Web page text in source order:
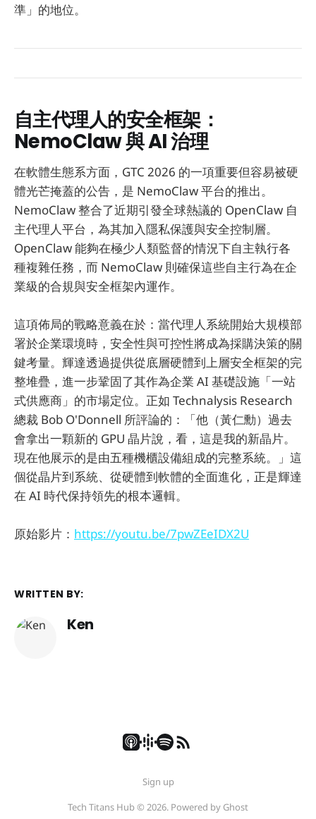
準」的地位。
自主代理人的安全框架：
NemoClaw 與 AI 治理
在軟體生態系方面，GTC 2026 的一項重要但容易被硬
體光芒掩蓋的公告，是 NemoClaw 平台的推出。
NemoClaw 整合了近期引發全球熱議的 OpenClaw 自
主代理人平台，為其加入隱私保護與安全控制層。
OpenClaw 能夠在極少人類監督的情況下自主執行各
種複雜任務，而 NemoClaw 則確保這些自主行為在企
業級的合規與安全框架內運作。
這項佈局的戰略意義在於：當代理人系統開始大規模部
署於企業環境時，安全性與可控性將成為採購決策的關
鍵考量。輝達透過提供從底層硬體到上層安全框架的完
整堆疊，進一步鞏固了其作為企業 AI 基礎設施「一站
式供應商」的市場定位。正如 Technalysis Research
總裁 Bob O'Donnell 所評論的：「他（黃仁勳）過去
會拿出一顆新的 GPU 晶片說，看，這是我的新晶片。
現在他展示的是由五種機櫃設備組成的完整系統。」這
個從晶片到系統、從硬體到軟體的全面進化，正是輝達
在 AI 時代保持領先的根本邏輯。
原始影片： https://youtu.be/7pwZEeIDX2U
WRITTEN BY:
Ken
Sign up
Tech Titans Hub © 2026. Powered by Ghost